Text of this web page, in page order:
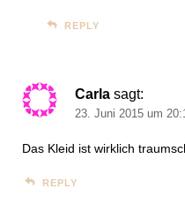
REPLY
Carla sagt:
23. Juni 2015 um
Das Kleid ist wirklich
REPLY